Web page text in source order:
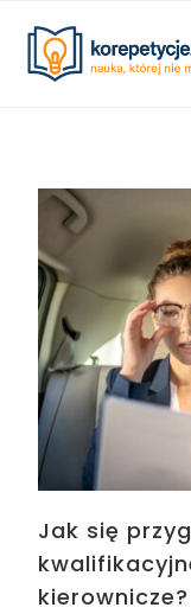
Jak się
kierownicze?